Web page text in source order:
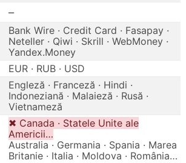
–
Bank Wire · Credit Card · Fasapay ·
Neteller · Qiwi · Skrill · WebMoney ·
Yandex.Money
EUR · RUB · USD
Engleză · Franceză · Hindi ·
Indoneziană · Malaieză · Rusă ·
Vietnameză
✖ Canada · Statele Unite ale
Americii…
Australia · Germania · Spania · Marea
Britanie · Italia · Moldova · România…